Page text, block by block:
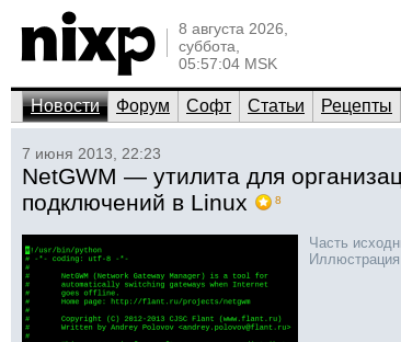
8 августа 2026,
суббота,
05:57:04 MSK
Новости Форум Софт Статьи Рецепты
7 июня 2013, 22:23
NetGWM — утилита для
подключений в Linux
8
Часть